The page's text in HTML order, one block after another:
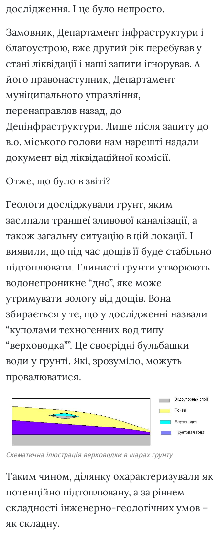
дослідження. І це було непросто.
Замовник, Департамент інфраструктури і
благоустрою, вже другий рік перебував у
стані ліквідації і наші запити ігнорував. А
його правонаступник, Департамент
муніципального управління,
перенаправляв назад, до
Депінфраструктури. Лише після запиту до
в.о. міського голови нам нарешті надали
документ від ліквідаційної комісії.
Отже, що було в звіті?
Геологи досліджували грунт, яким
засипали траншеї зливової каналізації, а
також загальну ситуацію в цій локації. І
виявили, що під час дощів її буде стабільно
підтоплювати. Глинисті грунти утворюють
водонепроникне “дно”, яке може
утримувати вологу від дощів. Вона
збирається у те, що у дослідженні назвали
“куполами техногенних вод типу
“верховодка””. Це своєрідні бульбашки
води у грунті. Які, зрозуміло, можуть
провалюватися.
Схематична ілюстрація верховодки в шарах грунту
Таким чином, ділянку охарактеризували як
потенційно підтоплювану, а за рівнем
складності інженерно-геологічних умов –
як складну.